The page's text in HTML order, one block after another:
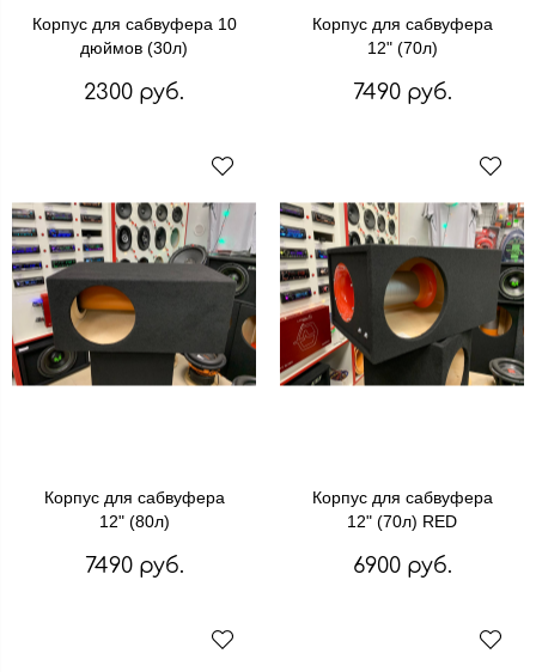
Корпус для сабвуфера 10
дюймов (30л)
2300 руб.
Корпус для сабвуфера
12" (70л)
7490 руб.
Корпус для сабвуфера
12" (80л)
7490 руб.
Корпус для сабвуфера
12" (70л) RED
6900 руб.